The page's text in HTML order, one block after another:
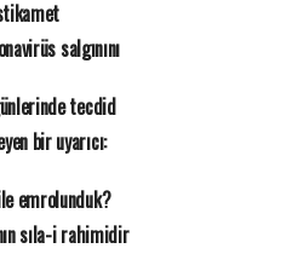
salgınını
tecdid
bir uyarıcı:
emrolunduk?
sıla-i rahimidir